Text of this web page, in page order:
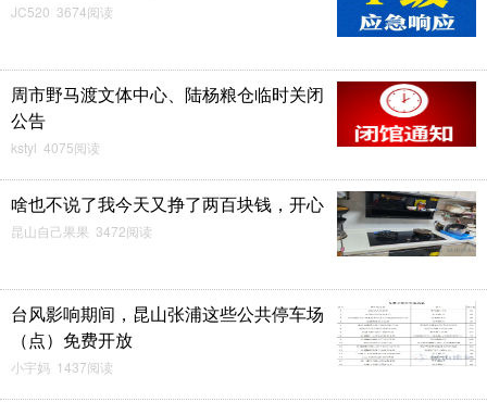
JC520 3674阅读
周市野马渡文体中心、陆杨粮仓临时关闭
公告
kstyl 4075阅读
啥也不说了我今天又挣了两百块钱，开心
昆山自己果果 3472阅读
台风影响期间，昆山张浦这些公共停车场
（点）免费开放
小宇妈 1437阅读